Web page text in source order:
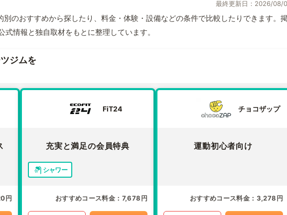
最終更新日：2026/08/
のおすすめから探したり、料金・体験・設備などの条件で比較したりできます。
情報と独自取材をもとに整理しています。
ジムを
円
FiT24
充実と満足の会員特典
シャワー
おすすめコース料金 7,678円
チョコザップ
運動初心者向け
おすすめコース料金 3,278円